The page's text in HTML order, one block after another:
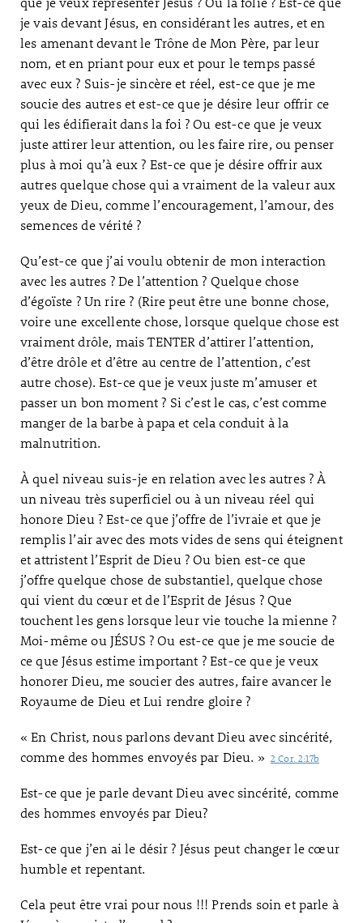
je vais devant Jésus, en considérant les autres, et en
les amenant devant le Trône de Mon Père, par leur
nom, et en priant pour eux et pour le temps passé
avec eux ? Suis-je sincère et réel, est-ce que je me
soucie des autres et est-ce que je désire leur offrir ce
qui les édifierait dans la foi ? Ou est-ce que je veux
juste attirer leur attention, ou les faire rire, ou penser
plus à moi qu’à eux ? Est-ce que je désire offrir aux
autres quelque chose qui a vraiment de la valeur aux
yeux de Dieu, comme l’encouragement, l’amour, des
semences de vérité ?
Qu’est-ce que j’ai voulu obtenir de mon interaction
avec les autres ? De l’attention ? Quelque chose
d’égoïste ? Un rire ? (Rire peut être une bonne chose,
voire une excellente chose, lorsque quelque chose est
vraiment drôle, mais TENTER d’attirer l’attention,
d’être drôle et d’être au centre de l’attention, c’est
autre chose). Est-ce que je veux juste m’amuser et
passer un bon moment ? Si c’est le cas, c’est comme
manger de la barbe à papa et cela conduit à la
malnutrition.
À quel niveau suis-je en relation avec les autres ? À
un niveau très superficiel ou à un niveau réel qui
honore Dieu ? Est-ce que j’offre de l’ivraie et que je
remplis l’air avec des mots vides de sens qui éteignent
et attristent l’Esprit de Dieu ? Ou bien est-ce que
j’offre quelque chose de substantiel, quelque chose
qui vient du cœur et de l’Esprit de Jésus ? Que
touchent les gens lorsque leur vie touche la mienne ?
Moi-même ou JÉSUS ? Ou est-ce que je me soucie de
ce que Jésus estime important ? Est-ce que je veux
honorer Dieu, me soucier des autres, faire avancer le
Royaume de Dieu et Lui rendre gloire ?
« En Christ, nous parlons devant Dieu avec sincérité,
comme des hommes envoyés par Dieu. » 2 Cor. 2:17b
Est-ce que je parle devant Dieu avec sincérité, comme
des hommes envoyés par Dieu?
Est-ce que j’en ai le désir ? Jésus peut changer le cœur
humble et repentant.
Cela peut être vrai pour nous !!! Prends soin et parle à